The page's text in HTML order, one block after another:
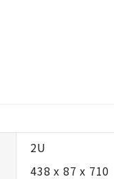
2U
438 x 87 x 710